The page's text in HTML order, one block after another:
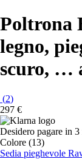
Poltrona
legno,
scuro, …
(2)
297 €
Desidero pagare in 3
Colore (13)
Sedia pieghevole